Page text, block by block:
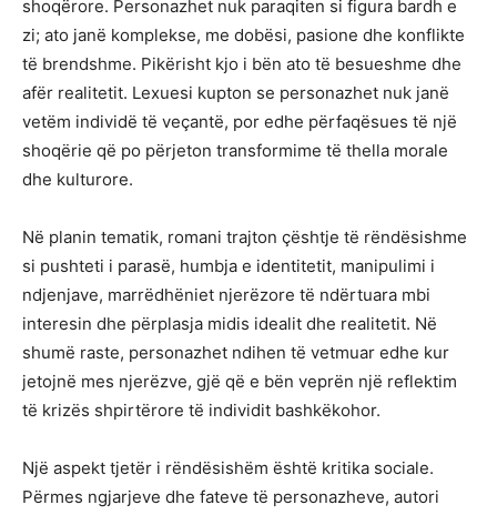
shoqërore. Personazhet nuk paraqiten si figura bardh e
zi; ato janë komplekse, me dobësi, pasione dhe konflikte
të brendshme. Pikërisht kjo i bën ato të besueshme dhe
afër realitetit. Lexuesi kupton se personazhet nuk janë
vetëm individë të veçantë, por edhe përfaqësues të një
shoqërie që po përjeton transformime të thella morale
dhe kulturore.
Në planin tematik, romani trajton çështje të rëndësishme
si pushteti i parasë, humbja e identitetit, manipulimi i
ndjenjave, marrëdhëniet njerëzore të ndërtuara mbi
interesin dhe përplasja midis idealit dhe realitetit. Në
shumë raste, personazhet ndihen të vetmuar edhe kur
jetojnë mes njerëzve, gjë që e bën veprën një reflektim
të krizës shpirtërore të individit bashkëkohor.
Një aspekt tjetër i rëndësishëm është kritika sociale.
Përmes ngjarjeve dhe fateve të personazheve, autori